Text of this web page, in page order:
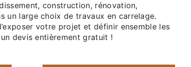
construction, rénovation,
un large choix de travaux en carrelage.
votre projet et définir ensemble les
devis entièrement gratuit !